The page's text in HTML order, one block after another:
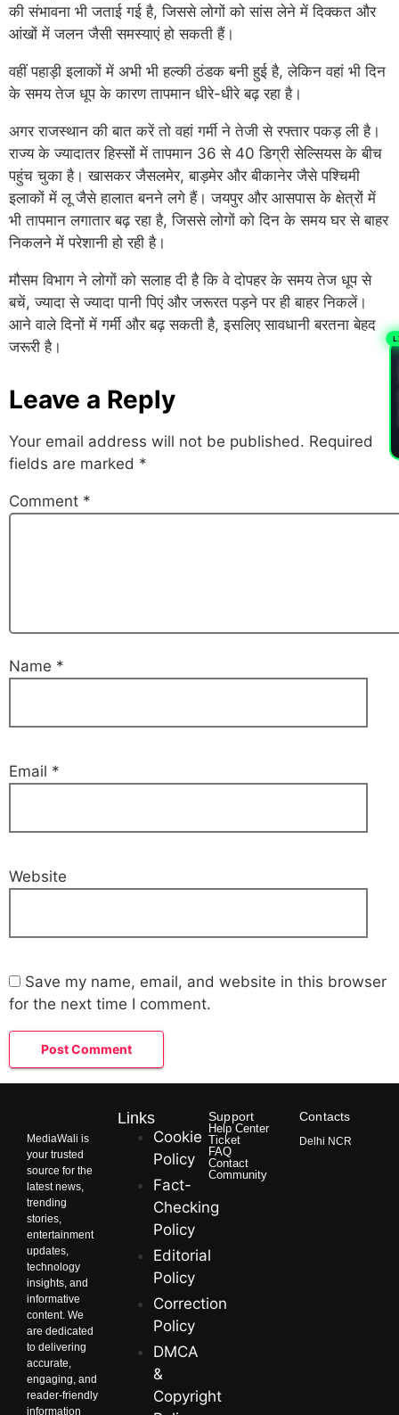
की संभावना भी जताई गई है, जिससे लोगों को सांस लेने में दिक्कत और
आंखों में जलन जैसी समस्याएं हो सकती हैं।
वहीं पहाड़ी इलाकों में अभी भी हल्की ठंडक बनी हुई है, लेकिन वहां भी दिन
के समय तेज धूप के कारण तापमान धीरे-धीरे बढ़ रहा है।
अगर राजस्थान की बात करें तो वहां गर्मी ने तेजी से रफ्तार पकड़ ली है।
राज्य के ज्यादातर हिस्सों में तापमान 36 से 40 डिग्री सेल्सियस के बीच
पहुंच चुका है। खासकर जैसलमेर, बाड़मेर और बीकानेर जैसे पश्चिमी
इलाकों में लू जैसे हालात बनने लगे हैं। जयपुर और आसपास के क्षेत्रों में
भी तापमान लगातार बढ़ रहा है, जिससे लोगों को दिन के समय घर से बाहर
निकलने में परेशानी हो रही है।
मौसम विभाग ने लोगों को सलाह दी है कि वे दोपहर के समय तेज धूप से
बचें, ज्यादा से ज्यादा पानी पिएं और जरूरत पड़ने पर ही बाहर निकलें।
आने वाले दिनों में गर्मी और बढ़ सकती है, इसलिए सावधानी बरतना बेहद
जरूरी है।
Leave a Reply
Your email address will not be published. Required
fields are marked *
Comment *
Name *
Email *
Website
Save my name, email, and website in this browser
for the next time I comment.
MediaWali is
your trusted
source for the
latest news,
trending
stories,
entertainment
updates,
technology
insights, and
informative
content. We
are dedicated
to delivering
accurate,
engaging, and
reader-friendly
information
Links
Cookie
Policy
Fact-
Checking
Policy
Editorial
Policy
Correction
Policy
DMCA
&
Copyright
Support
Help Center
Ticket
FAQ
Contact
Community
Contacts
Delhi NCR